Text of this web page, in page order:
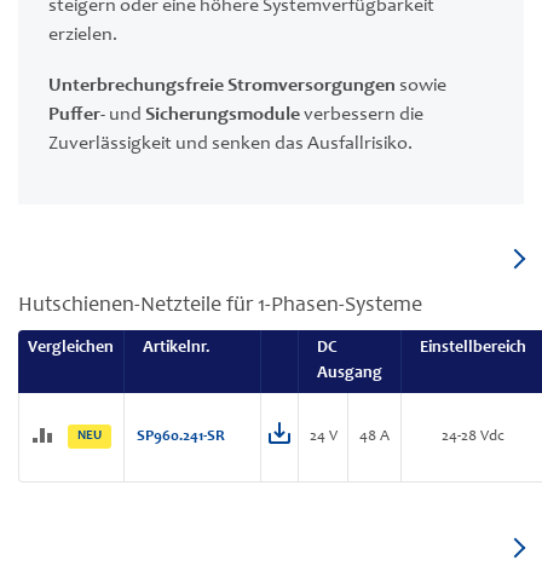
steigern oder eine höhere Systemverfügbarkeit
erzielen.
Unterbrechungsfreie Stromversorgungen sowie
Puffer- und Sicherungsmoduleverbessern die
Zuverlässigkeit und senken das Ausfallrisiko.
Hutschienen-Netzteile für 1-Phasen-Systeme
Vergleichen Artikelnr.
DC
Ausgang
Einstellbereich
NEU SP960.241-SR 24 V 48 A 24-28 Vdc